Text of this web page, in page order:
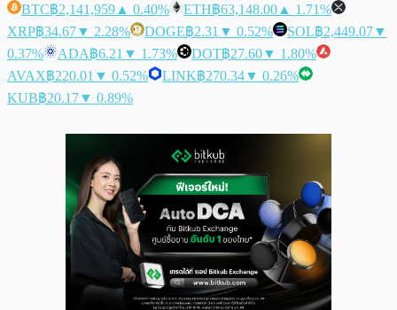
BTC฿2,141,959 ▲ 0.40% ETH฿63,148.00 ▲ 1.71%
XRP฿34.67▼ 2.28% DOGE฿2.31 ▼ 0.52% SOL฿2,449.07▼
0.37%
ADA฿6.21 ▼ 1.73% DOT฿27.60▼ 1.80%
AVAX฿220.01 ▼ 0.52% LINK฿270.34▼ 0.26%
KUB฿20.17▼ 0.89%